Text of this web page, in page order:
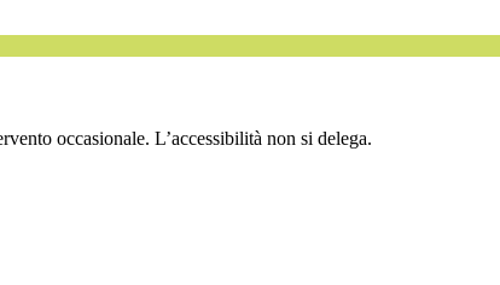
occasionale. L’accessibilità non si delega.